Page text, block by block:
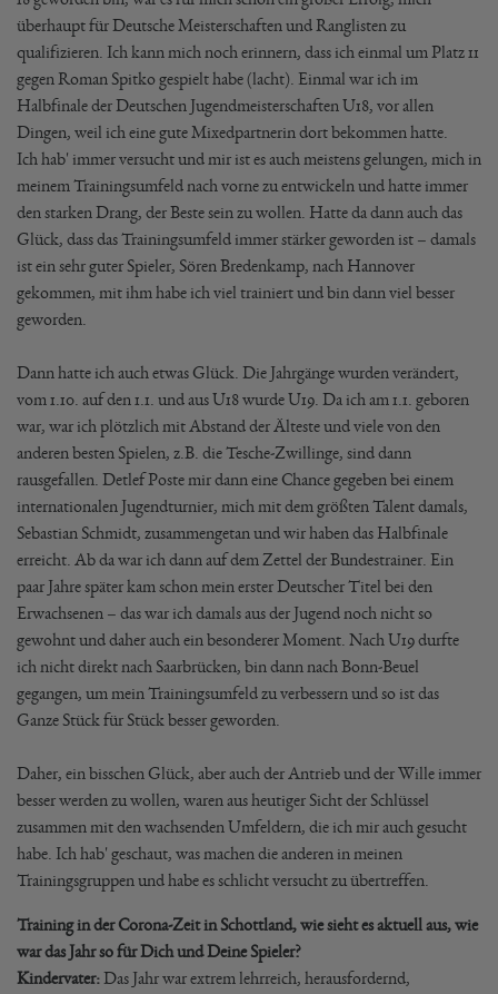
überhaupt für Deutsche Meisterschaften und Ranglisten zu
qualifizieren. Ich kann mich noch erinnern, dass ich einmal um Platz 11
gegen Roman Spitko gespielt habe (lacht). Einmal war ich im
Halbfinale der Deutschen Jugendmeisterschaften U18, vor allen
Dingen, weil ich eine gute Mixedpartnerin dort bekommen hatte.
Ich hab' immer versucht und mir ist es auch meistens gelungen, mich in
meinem Trainingsumfeld nach vorne zu entwickeln und hatte immer
den starken Drang, der Beste sein zu wollen. Hatte da dann auch das
Glück, dass das Trainingsumfeld immer stärker geworden ist – damals
ist ein sehr guter Spieler, Sören Bredenkamp, nach Hannover
gekommen, mit ihm habe ich viel trainiert und bin dann viel besser
geworden.
Dann hatte ich auch etwas Glück. Die Jahrgänge wurden verändert,
vom 1.10. auf den 1.1. und aus U18 wurde U19. Da ich am 1.1. geboren
war, war ich plötzlich mit Abstand der Älteste und viele von den
anderen besten Spielen, z.B. die Tesche-Zwillinge, sind dann
rausgefallen. Detlef Poste mir dann eine Chance gegeben bei einem
internationalen Jugendturnier, mich mit dem größten Talent damals,
Sebastian Schmidt, zusammengetan und wir haben das Halbfinale
erreicht. Ab da war ich dann auf dem Zettel der Bundestrainer. Ein
paar Jahre später kam schon mein erster Deutscher Titel bei den
Erwachsenen – das war ich damals aus der Jugend noch nicht so
gewohnt und daher auch ein besonderer Moment. Nach U19 durfte
ich nicht direkt nach Saarbrücken, bin dann nach Bonn-Beuel
gegangen, um mein Trainingsumfeld zu verbessern und so ist das
Ganze Stück für Stück besser geworden.
Daher, ein bisschen Glück, aber auch der Antrieb und der Wille immer
besser werden zu wollen, waren aus heutiger Sicht der Schlüssel
zusammen mit den wachsenden Umfeldern, die ich mir auch gesucht
habe. Ich hab' geschaut, was machen die anderen in meinen
Trainingsgruppen und habe es schlicht versucht zu übertreffen.
Training in der Corona-Zeit in Schottland, wie sieht es aktuell aus, wie
war das Jahr so für Dich und Deine Spieler?
Kindervater:Das Jahr war extrem lehrreich, herausfordernd,